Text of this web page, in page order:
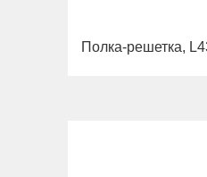
Полка-решетка,